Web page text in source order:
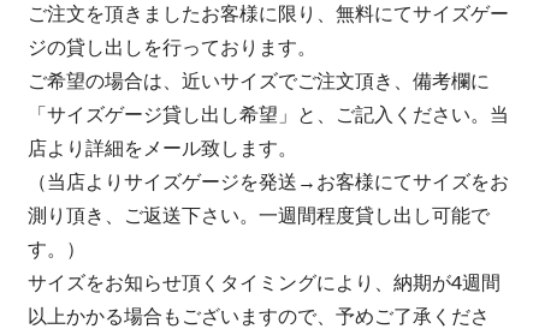
ご注文を頂きましたお客様に限り、無料にてサイズゲー
ジの貸し出しを行っております。
ご希望の場合は、近いサイズでご注文頂き、備考欄に
「サイズゲージ貸し出し希望」と、ご記入ください。当
店より詳細をメール致します。
（当店よりサイズゲージを発送→お客様にてサイズをお
測り頂き、ご返送下さい。一週間程度貸し出し可能で
す。）
サイズをお知らせ頂くタイミングにより、納期が4週間
以上かかる場合もございますので、予めご了承くださ